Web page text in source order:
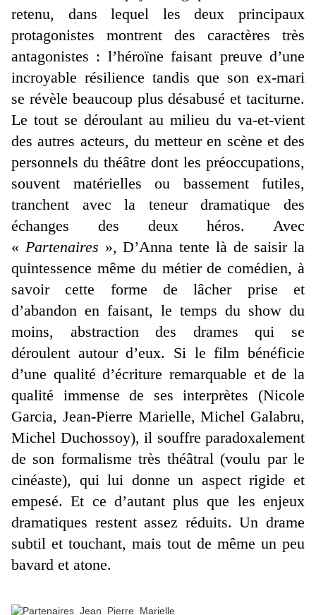
retenu, dans lequel les deux principaux
protagonistes montrent des caractères très
antagonistes : l’héroïne faisant preuve d’une
incroyable résilience tandis que son ex-mari
se révèle beaucoup plus désabusé et taciturne.
Le tout se déroulant au milieu du va-et-vient
des autres acteurs, du metteur en scène et des
personnels du théâtre dont les préoccupations,
souvent matérielles ou bassement futiles,
tranchent avec la teneur dramatique des
échanges des deux héros. Avec
« Partenaires », D’Anna tente là de saisir la
quintessence même du métier de comédien, à
savoir cette forme de lâcher prise et
d’abandon en faisant, le temps du show du
moins, abstraction des drames qui se
déroulent autour d’eux. Si le film bénéficie
d’une qualité d’écriture remarquable et de la
qualité immense de ses interprètes (Nicole
Garcia, Jean-Pierre Marielle, Michel Galabru,
Michel Duchossoy), il souffre paradoxalement
de son formalisme très théâtral (voulu par le
cinéaste), qui lui donne un aspect rigide et
empesé. Et ce d’autant plus que les enjeux
dramatiques restent assez réduits. Un drame
subtil et touchant, mais tout de même un peu
bavard et atone.